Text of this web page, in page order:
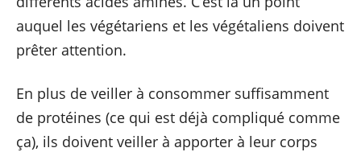
auquel les végétariens et les végétaliens doivent
prêter attention.
En plus de veiller à consommer suffisamment
de protéines (ce qui est déjà compliqué comme
ça), ils doivent veiller à apporter à leur corps